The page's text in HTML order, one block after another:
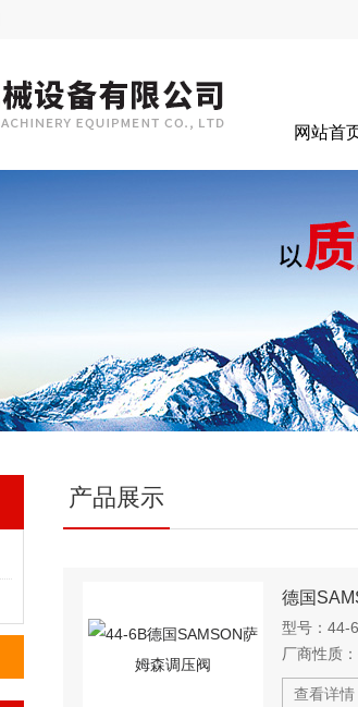
网站首
产品展示
德国
型号： 44-
厂商性质：
查看详情